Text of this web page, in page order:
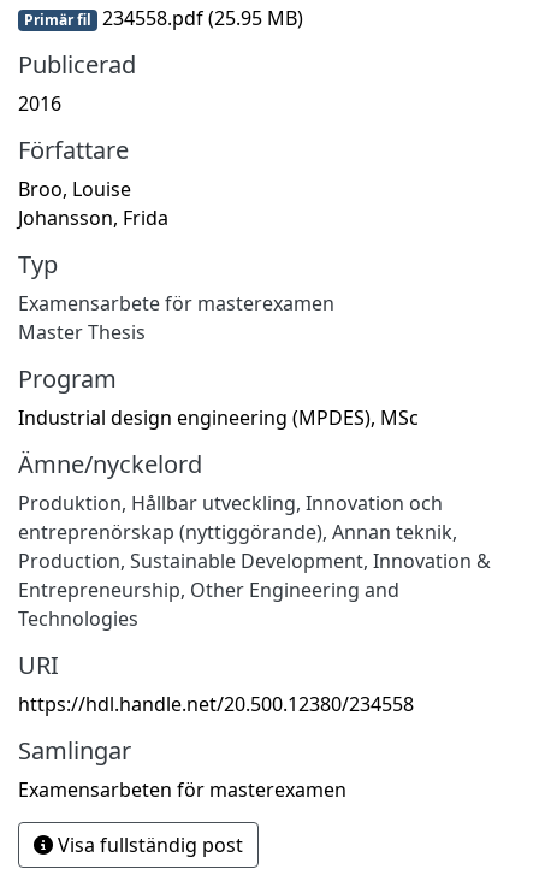
Primär fil 234558.pdf(25.95 MB)
Publicerad
2016
Författare
Broo, Louise
Johansson, Frida
Typ
Examensarbete för masterexamen
Master Thesis
Program
Industrial design engineering (MPDES), MSc
Ämne/nyckelord
Produktion, Hållbar utveckling, Innovation och
entreprenörskap (nyttiggörande), Annan teknik,
Production, Sustainable Development, Innovation &
Entrepreneurship, Other Engineering and
Technologies
URI
https://hdl.handle.net/20.500.12380/234558
Samlingar
Examensarbeten för masterexamen
Visa fullständig post